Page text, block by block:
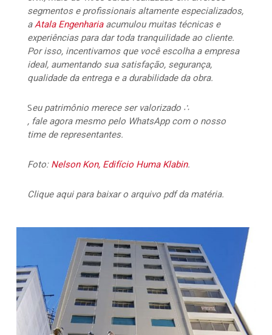
segmentos e profissionais altamente especializados,
aAtala Engenhariaacumulou muitas técnicas e
experiências para dar toda tranquilidade ao cliente.
Por isso, incentivamos que você escolha a empresa
ideal, aumentando sua satisfação, segurança,
qualidade da entrega e a durabilidade da obra.
Seu patrimônio merece ser valorizado ∴
, fale agora mesmo pelo WhatsApp com o nosso
time de representantes.
Foto: Nelson Kon, Edifício Huma Klabin.
Clique aqui para baixar o arquivo pdf da matéria.